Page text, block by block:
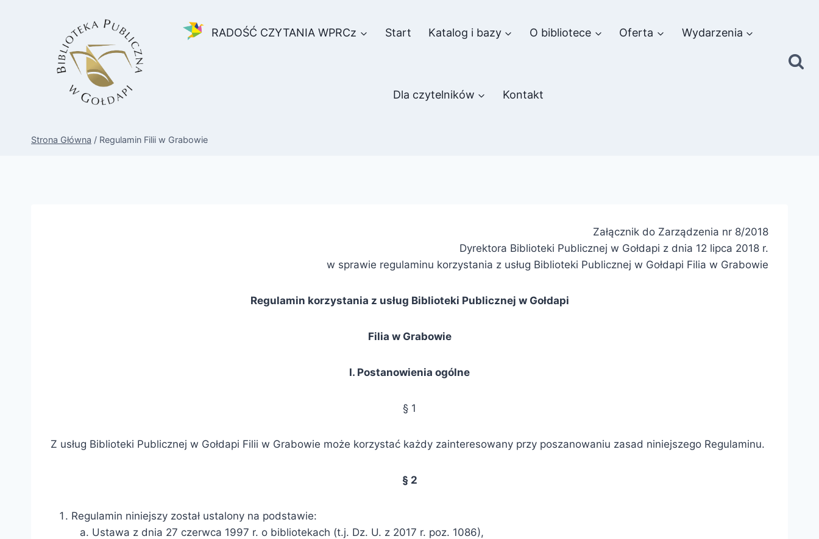
RADOŚĆ CZYTANIA WPRCz Start Katalog i bazy O bibliotece Oferta Wydarzenia
Dla czytelników Kontakt
Strona Główna / Regulamin Filii w Grabowie
Załącznik do Zarządzenia nr 8/2018
Dyrektora Biblioteki Publicznej w Gołdapi z dnia 12 lipca 2018 r.
w sprawie regulaminu korzystania z usług Biblioteki Publicznej w Gołdapi Filia w Grabowie
Regulamin korzystania z usług Biblioteki Publicznej w Gołdapi
Filia w Grabowie
I. Postanowienia ogólne
§ 1
Z usług Biblioteki Publicznej w Gołdapi Filii w Grabowie może korzystać każdy zainteresowany przy poszanowaniu zasad niniejszego Regulaminu.
§ 2
Regulamin niniejszy został ustalony na podstawie:
Ustawa z dnia 27 czerwca 1997 r. o bibliotekach (t.j. Dz. U. z 2017 r. poz. 1086),